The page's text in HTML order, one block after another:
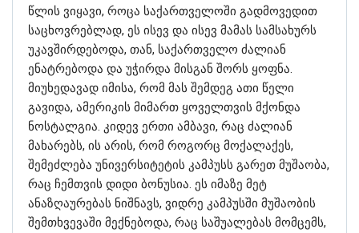
წლის ვიყავი, როცა საქართველოში გადმოვედით
საცხოვრებლად, ეს ისევ და ისევ მამას სამსახურს
უკავშირდებოდა, თან, საქართველო ძალიან
ენატრებოდა და უჭირდა მისგან შორს ყოფნა.
მიუხედავად იმისა, რომ მას შემდეგ ათი წელი
გავიდა, ამერიკის მიმართ ყოველთვის მქონდა
ნოსტალგია. კიდევ ერთი ამბავი, რაც ძალიან
მახარებს, ის არის, რომ როგორც მოქალაქეს,
შემეძლება უნივერსიტეტის კამპუსს გარეთ მუშაობა,
რაც ჩემთვის დიდი ბონუსია. ეს იმაზე მეტ
ანაზღაურებას ნიშნავს, ვიდრე კამპუსში მუშაობის
შემთხვევაში მექნებოდა, რაც საშუალებას მომცემს,